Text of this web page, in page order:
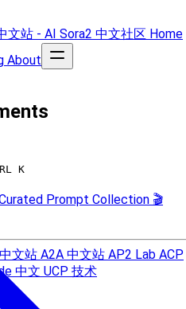
文站 - AI Sora2 中文社区 Home
About
K
Prompt Collection 🎬
文站 A2A 中文站 AP2 Lab ACP
中文 UCP 技术